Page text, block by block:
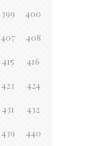
399 400
407 408
415 416
423 424
431 432
439 440